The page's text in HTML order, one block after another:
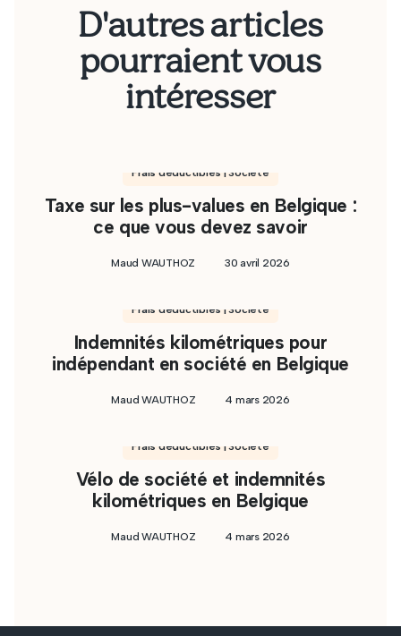
D'autres articles
pourraient vous
intéresser
Frais déductibles | Société
Taxe sur les plus-values en Belgique :
ce que vous devez savoir
Maud WAUTHOZ 30 avril 2026
Frais déductibles | Société
Indemnités kilométriques pour
indépendant en société en Belgique
Maud WAUTHOZ 4 mars 2026
Frais déductibles | Société
Vélo de société et indemnités
kilométriques en Belgique
Maud WAUTHOZ 4 mars 2026